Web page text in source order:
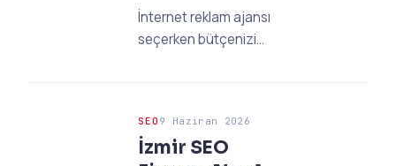
İnternet reklam ajansı
seçerken bütçenizi
2026 trendleri ve
profesyonel seçim
SEO 9 Haziran 2026
İzmir SEO